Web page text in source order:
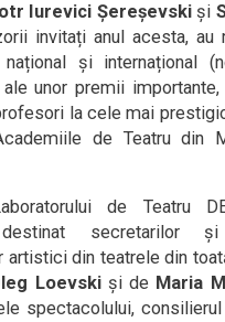
Iurevici Șereșevski și
invitați anul acesta, au
național și internațional
unor premii
la cele mai
de Teatru din
de Teatru
destinat secretarilor
artistici din teatrele din
Loevskiși de Maria
spectacolului,